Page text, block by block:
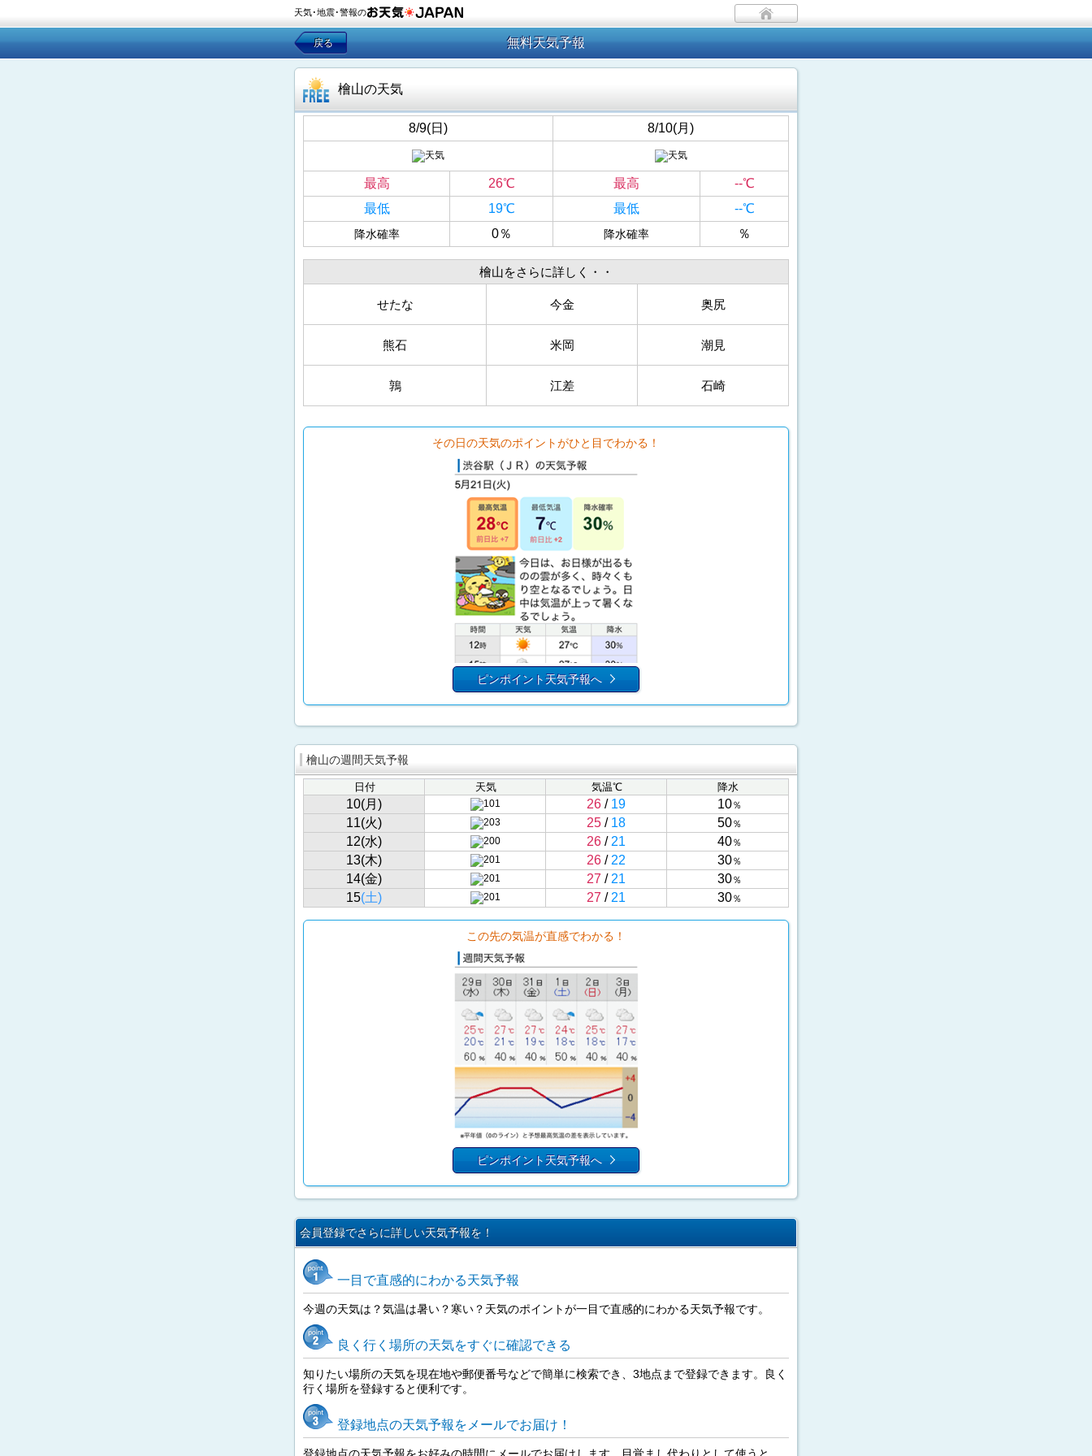
天気･地震･警報の
戻る 無料天気予報
檜山の天気
8/9(日) 8/10(月)
最高 26℃ 最高
--℃
最低
19℃ 最低 --℃
降水確率 0％ 降水確率 ％
檜山をさらに詳しく・・
せたな 今金 奥尻
熊石 米岡 潮見
鶉 江差 石崎
その日の天気のポイントがひと目でわかる！
ピンポイント天気予報へ
檜山の週間天気予報
日付 天気 気温℃ 降水
10(月) 26 / 19 10％
11(火) 25 / 18 50％
12(水) 26 / 21 40％
13(木) 26 / 22 30％
14(金) 27 / 21 30％
15(土) 27 / 21 30％
この先の気温が直感でわかる！
ピンポイント天気予報へ
会員登録でさらに詳しい天気予報を！
一目で直感的にわかる天気予報
今週の天気は？気温は暑い？寒い？天気のポイントが一目で直感的にわかる天気予報です。
良く行く場所の天気をすぐに確認できる
知りたい場所の天気を現在地や郵便番号などで簡単に検索でき、3地点まで登録できます。良く
行く場所を登録すると便利です。
登録地点の天気予報をメールでお届け！